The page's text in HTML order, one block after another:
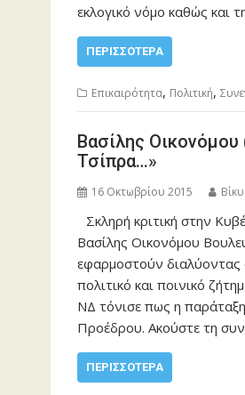
εκλογικό νόμο καθώς και
ΠΕΡΙΣΣΌΤΕΡΑ
Επικαιρότητα, Πολιτική,
Βασίλης
Τσίπρα…»
16 Οκτωβρίου 2015
Σκληρή κριτική στην
Βασίλης Οικονόμου
εφαρμοστούν διαλύοντας
πολιτικό και ποινικό
ΝΔ τόνισε πως η
Προέδρου. Ακούστε τη
ΠΕΡΙΣΣΌΤΕΡΑ